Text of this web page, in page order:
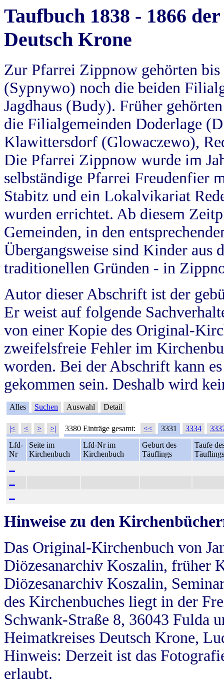
Taufbuch 1838 - 1866
Deutsch Krone
Zur Pfarrei Zippnow gehörten
(Sypnywo) noch die beiden
Jagdhaus (Budy). Früher
die Filialgemeinden Doderlage
Klawittersdorf (Glowaczewo),
Die Pfarrei Zippnow wurde im
selbständige Pfarrei Freudenfier
Stabitz und ein Lokalvikariat
wurden errichtet. Ab diesem
Gemeinden, in den
Übergangsweise sind Kinder aus
traditionellen Gründen - in
Autor dieser Abschrift ist der
Er weist auf folgende
von einer Kopie des Original-
zweifelsfreie Fehler im
worden. Bei der Abschrift kann
gekommen sein. Deshalb wird
Alles Suchen Auswahl Detail
|< < > >| 3380 Einträge gesamt: << 3331 3334
Lfd-
Nr
Seite im
Kirchenbuch
Lfd-Nr im
Kirchenbuch
Geburt des
Täuflings
Taufe
Täuflings
...
...
...
Hinweise zu den
Das Original-Kirchenbuch von
Diözesanarchiv Koszalin, früher
Diözesanarchiv Koszalin,
des Kirchenbuches liegt in der
Schwank-Straße 8, 36043 Fulda
Heimatkreises Deutsch Krone,
Hinweis: Derzeit ist das
erlaubt.